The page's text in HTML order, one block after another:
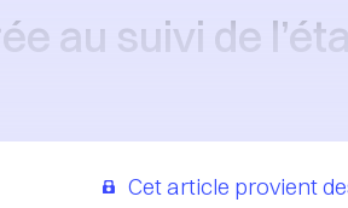
au suivi de
Cet article provient